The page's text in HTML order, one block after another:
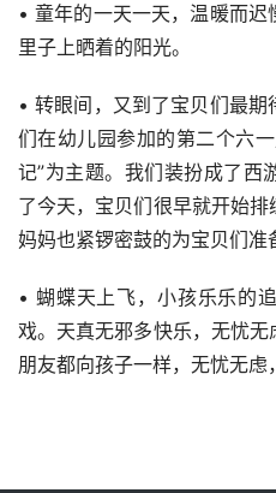
• 童年的一天一天，温暖而
里子上晒着的阳光。
• 转眼间，又到了宝贝们最
们在幼儿园参加的第二个六
记”为主题。我们装扮成了西
了今天，宝贝们很早就开始
妈妈也紧锣密鼓的为宝贝们准
• 蝴蝶天上飞，小孩乐乐的
戏。天真无邪多快乐，无忧
朋友都向孩子一样，无忧无虑